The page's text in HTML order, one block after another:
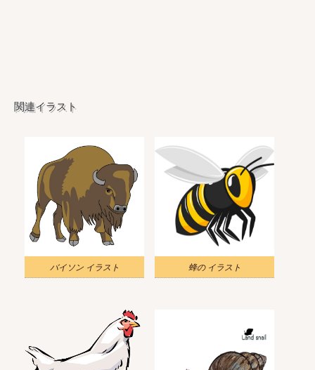
関連イラスト
バイソン イラスト 蜂の イラスト